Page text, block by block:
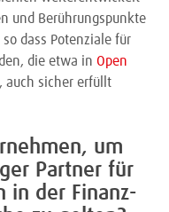
und Berührungspunkte
dass Potenziale für
die etwa in Open
auch sicher erfüllt
um
Partner für
in der Finanz-